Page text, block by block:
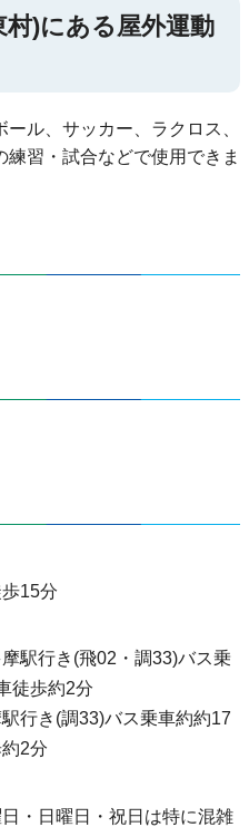
)にある屋外運動
ル、サッカー、ラクロス、
習・試合などで使用できま
15分
駅行き(飛02・調33)バス乗
徒歩約2分
行き(調33)バス乗車約約17
2分
・日曜日・祝日は特に混雑